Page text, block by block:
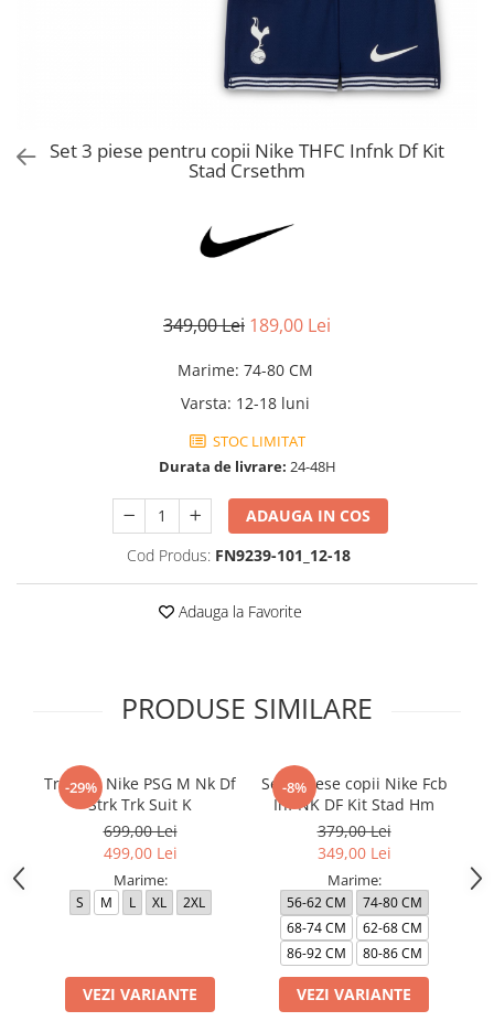
Sorturi fotbal femei
Set 3 piese pentru copii Nike THFC Infnk Df Kit
Stad Crsethm
349,00 Lei 189,00 Lei
Marime: 74-80 CM
Varsta: 12-18 luni
STOC LIMITAT
Durata de livrare: 24-48H
ADAUGA IN COS
Cod Produs: FN9239-101_12-18
Adauga la Favorite
PRODUSE SIMILARE
-29%
Trening Nike PSG M Nk Df
Strk Trk Suit K
699,00 Lei
499,00 Lei
Marime:
S M L XL 2XL
VEZI VARIANTE
-8%
Set 3 Piese copii Nike Fcb
Inf NK DF Kit Stad Hm
379,00 Lei
349,00 Lei
Marime:
56-62 CM
74-80 CM
68-74 CM
62-68 CM
86-92 CM
80-86 CM
VEZI VARIANTE